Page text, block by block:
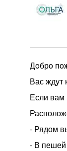
Дoбрo
Вас ждут
Если вам
- Рядом
- В